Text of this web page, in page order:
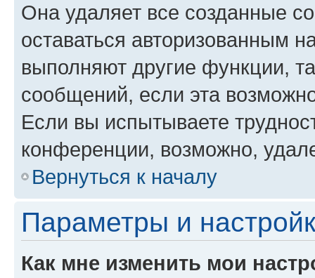
Она удаляет все созданные
оставаться авторизованным
выполняют другие функции,
сообщений, если эта
Если вы испытываете
конференции, возможно,
Вернуться к началу
Параметры и
Как мне изменить мои